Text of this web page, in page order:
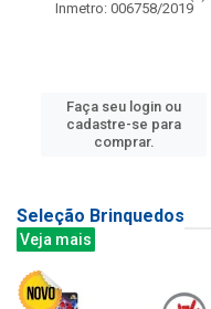
Inmetro: 006758/2019
Faça seu login ou
cadastre-se para
comprar.
Seleção Brinquedos
Veja mais